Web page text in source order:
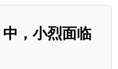
，小烈面临